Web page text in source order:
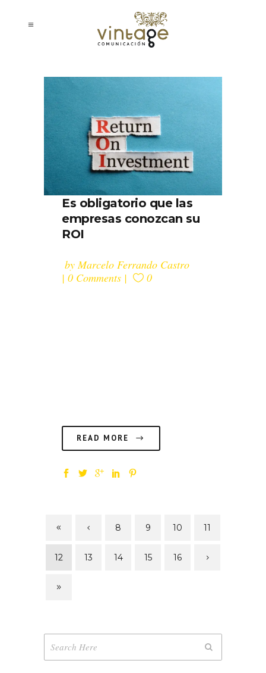
Es obligatorio que las
empresas conozcan su
ROI
byMarcelo Ferrando Castro
0 Comments
0
READ MORE
8 9 10 11
12 13 14 15 16